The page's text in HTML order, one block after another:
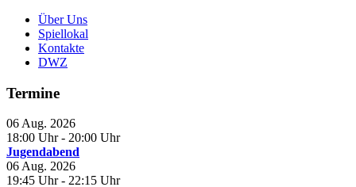
Über Uns
Spiellokal
Kontakte
DWZ
Termine
06 Aug. 2026
18:00 Uhr - 20:00 Uhr
Jugendabend
06 Aug. 2026
19:45 Uhr - 22:15 Uhr